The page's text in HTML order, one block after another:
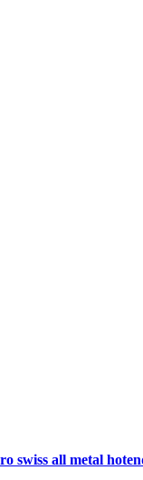
swiss all metal